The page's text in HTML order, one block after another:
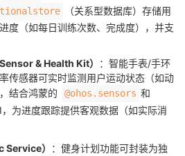
（关系型数据库）存储用
度（如每日训练次数、完成度），并支
& Health Kit）​
​：智能手表/手环
传感器可实时监测用户运动状态（如动
结合鸿蒙的
@ohos.sensors 和
，为进度跟踪提供客观数据（如实际消
Service）​
​：健身计划功能可封装为独